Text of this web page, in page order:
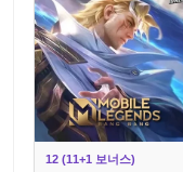
12 (11+1 보너스)